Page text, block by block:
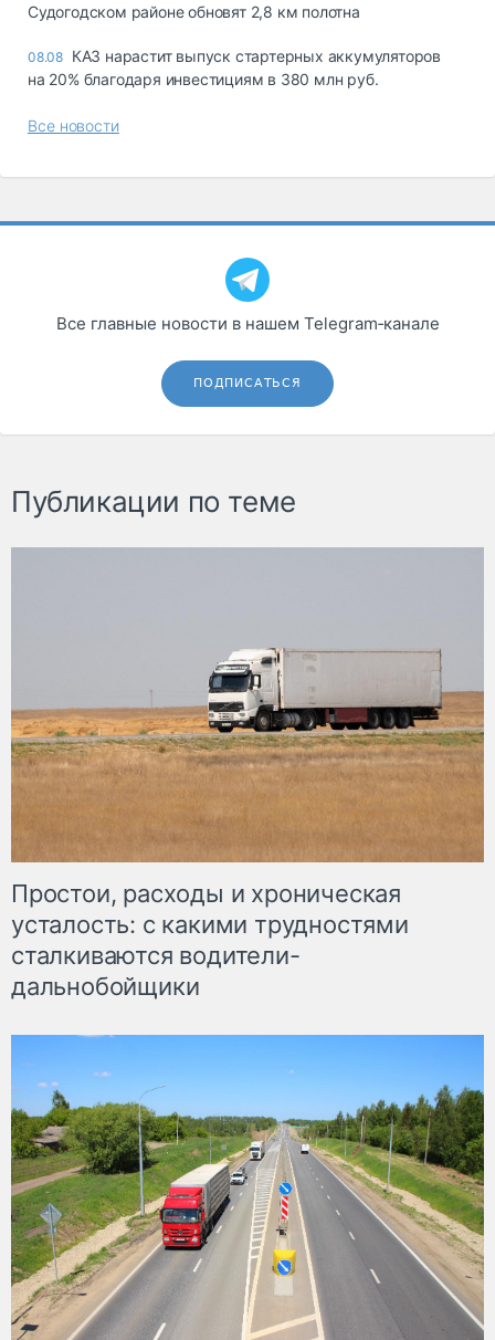
Судогодском районе обновят 2,8 км полотна
08.08 КАЗ нарастит выпуск стартерных аккумуляторов
на 20% благодаря инвестициям в 380 млн руб.
Все новости
Все главные новости в нашем Telegram‑канале
ПОДПИСАТЬСЯ
Публикации по теме
Простои, расходы и хроническая
усталость: с какими трудностями
сталкиваются водители-
дальнобойщики